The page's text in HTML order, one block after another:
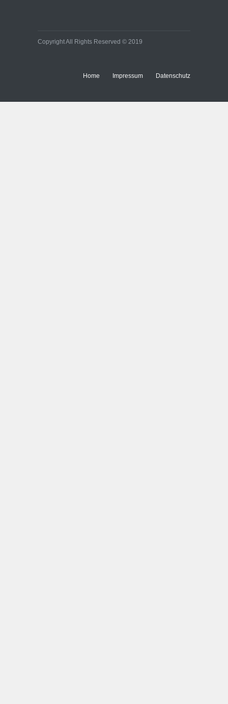
Copyright All Rights Reserved © 2019
Home Impressum Datenschutz